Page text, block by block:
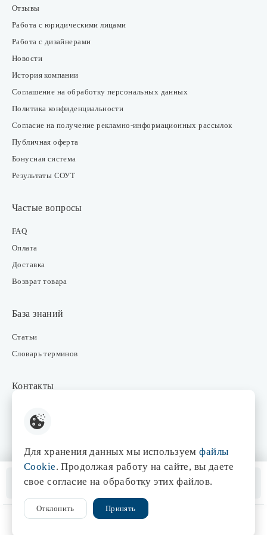
Отзывы
Работа с юридическими лицами
Работа с дизайнерами
Новости
История компании
Соглашение на обработку персональных данных
Политика конфиденциальности
Согласие на получение рекламно-информационных рассылок
Публичная оферта
Бонусная система
Результаты СОУТ
Частые вопросы
FAQ
Оплата
Доставка
Возврат товара
База знаний
Статьи
Словарь терминов
Контакты
Интернет-магазин
Отдел маркетинга
© 1998-2026 Центр света «Эдисон»
Нет в наличии
Помощь менеджера
Для хранения данных мы используемфайлы
Cookie. Продолжая работу на сайте, вы даете
свое согласие на обработку этих файлов.
Отклонить Принять